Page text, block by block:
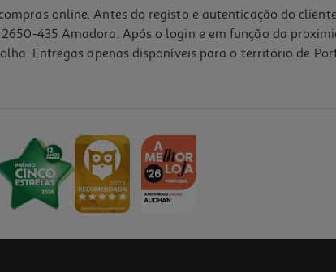
online. Antes do registo e autenticação do
435 Amadora. Após o login e em função da
Entregas apenas disponíveis para o território de